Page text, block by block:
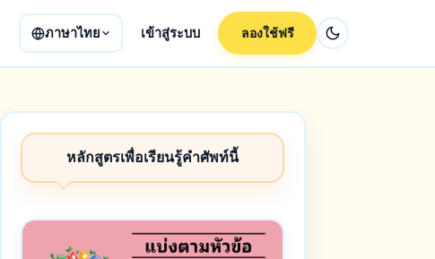
ภาษาไทย เข้าสู่ระบบ ลองใช้ฟรี
หลักสูตรเพื่อเรียนรู้คำศัพท์นี้